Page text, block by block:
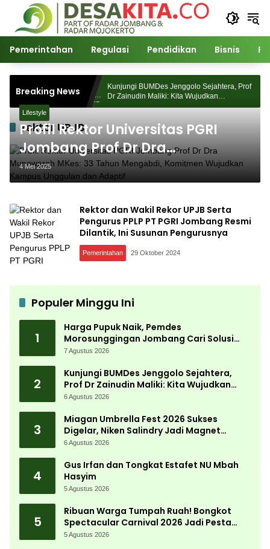
Langsung
konten
Pemerintahan Regulasi Pendidikan Bisnis
Breaking News
Akademik
Kunjungi BUMDes Jenggolo Sejahtera, Prof
Dr Zainudin Maliki: Kita Wujudkan
Kemandirian Ekonomi dengan Potensi Desa
rektor UPJB
Lifestyle
Profil Rektor Universitas PGRI
Jombang Prof Dr Dra
Munawaroh MKes: 33 Tahun
Mengabdi, Komitmen Wujudkan
Kampus Unggulan dan Adaptif
4 Mei 2025
Rektor dan Wakil Rekor UPJB Serta
Pengurus PPLP PT PGRI Jombang Resmi
Dilantik, Ini Susunan Pengurusnya
Pemerintahan 29 Oktober 2024
Populer Minggu Ini
1
Harga Pupuk Naik, Pemdes
Morosunggingan Jombang Cari Solusi
Lewat Kajian Akademik
7 Agustus 2026
2
Kunjungi BUMDes Jenggolo Sejahtera,
Prof Dr Zainudin Maliki: Kita Wujudkan
Kemandirian Ekonomi dengan Potensi
6 Agustus 2026
3
Miagan Umbrella Fest 2026 Sukses
Digelar, Niken Salindry Jadi Magnet
Ribuan Pengunjung
6 Agustus 2026
4
Gus Irfan dan Tongkat Estafet NU Mbah
Hasyim
5 Agustus 2026
5
Ribuan Warga Tumpah Ruah! Bongkot
Spectacular Carnival 2026 Jadi Pesta
Kemerdekaan Terbesar di Peterongan
5 Agustus 2026